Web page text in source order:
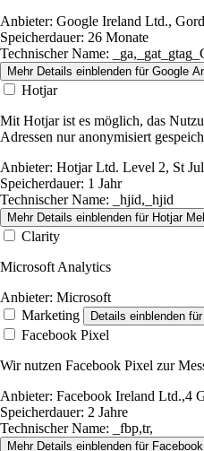
Anbieter: Google Ireland Ltd.,
Speicherdauer: 26 Monate
Technischer Name:
Mehr Details einblenden für Google
Hotjar
Mit Hotjar ist es möglich, das
Adressen nur anonymisiert
Anbieter: Hotjar Ltd. Level 2, St
Speicherdauer: 1 Jahr
Technischer Name: _hjid,_hjid
Mehr Details einblenden für Hotjar
Clarity
Microsoft Analytics
Anbieter: Microsoft
Marketing
Details einblenden
Facebook Pixel
Wir nutzen Facebook Pixel zur
Anbieter: Facebook Ireland Ltd.,4
Speicherdauer: 2 Jahre
Technischer Name: _fbp,tr,
Mehr Details einblenden für